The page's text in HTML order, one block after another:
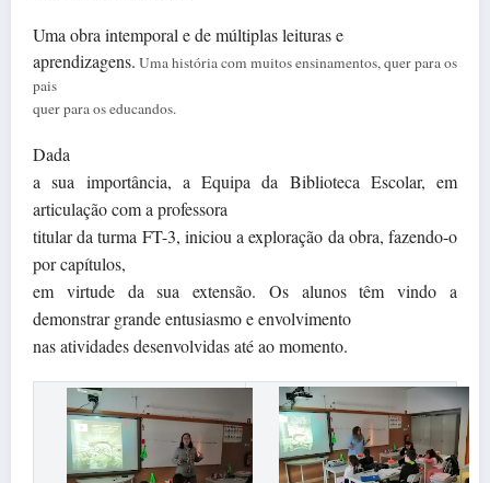
Uma obra intemporal e de múltiplas leituras e
aprendizagens. Uma história com muitos ensinamentos, quer para os
pais
quer para os educandos.
Dada
a sua importância, a Equipa da Biblioteca Escolar, em
articulação com a professora
titular da turma FT-3, iniciou a exploração da obra, fazendo-o
por capítulos,
em virtude da sua extensão. Os alunos têm vindo a
demonstrar grande entusiasmo e envolvimento
nas atividades desenvolvidas até ao momento.